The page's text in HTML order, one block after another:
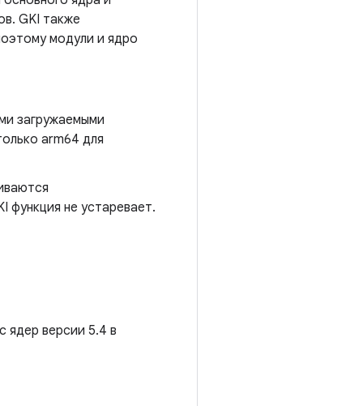
GKI также
модули и ядро
загружаемыми
arm64 для
функция не устаревает.
ядер версии 5.4 в